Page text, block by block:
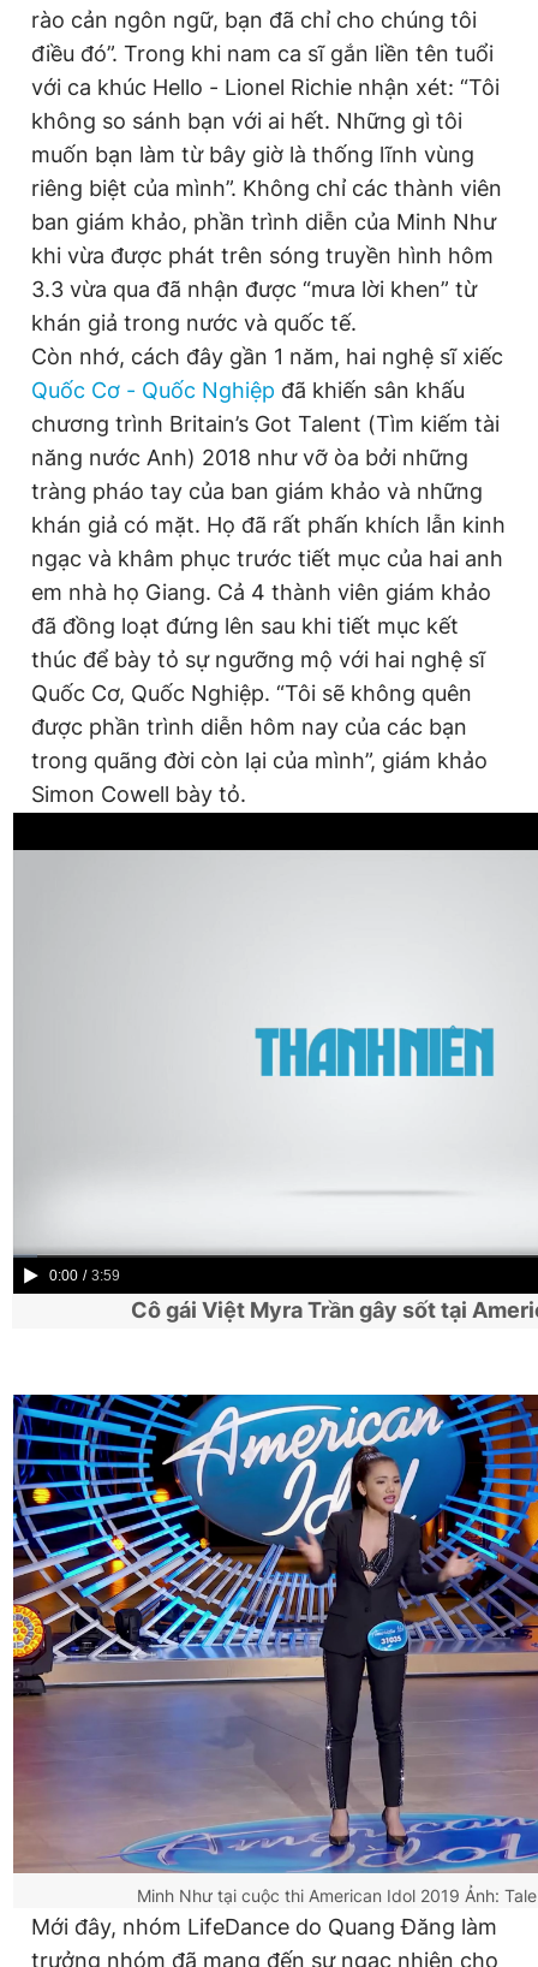
rào cản ngôn ngữ, bạn đã chỉ cho chúng tôi
điều đó”. Trong khi nam ca sĩ gắn liền tên tuổi
với ca khúc Hello - Lionel Richie nhận xét: “Tôi
không so sánh bạn với ai hết. Những gì tôi
muốn bạn làm từ bây giờ là thống lĩnh vùng
riêng biệt của mình”. Không chỉ các thành viên
ban giám khảo, phần trình diễn của Minh Như
khi vừa được phát trên sóng truyền hình hôm
3.3 vừa qua đã nhận được “mưa lời khen” từ
khán giả trong nước và quốc tế.
Còn nhớ, cách đây gần 1 năm, hai nghệ sĩ xiếc
Quốc Cơ - Quốc Nghiệp đã khiến sân khấu
chương trình Britain’s Got Talent (Tìm kiếm tài
năng nước Anh) 2018 như vỡ òa bởi những
tràng pháo tay của ban giám khảo và những
khán giả có mặt. Họ đã rất phấn khích lẫn kinh
ngạc và khâm phục trước tiết mục của hai anh
em nhà họ Giang. Cả 4 thành viên giám khảo
đã đồng loạt đứng lên sau khi tiết mục kết
thúc để bày tỏ sự ngưỡng mộ với hai nghệ sĩ
Quốc Cơ, Quốc Nghiệp. “Tôi sẽ không quên
được phần trình diễn hôm nay của các bạn
trong quãng đời còn lại của mình”, giám khảo
Simon Cowell bày tỏ.
Current
0:00 / Duration
3:59
Cô gái Việt Myra Trần gây sốt tại
Minh Như tại cuộc thi American Idol 2019 Ảnh:
Mới đây, nhóm LifeDance do Quang Đăng làm
trưởng nhóm đã mang đến sự ngạc nhiên cho